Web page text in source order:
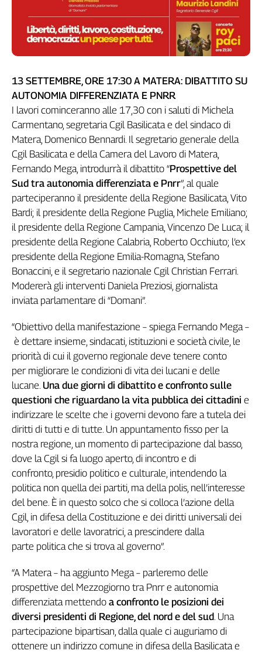
Sassolino
Economica
It
Easy
Inserti
Idea
Diffusa
InFlai
Le
trasmissioni
tv
Work
in
Progress
L'Italia
nel
Lavoro
Territori
Abruzzo-
Molise
Alto
Adige
Basilicata
Calabria
Campania
Emilia-
Romagna
Friuli
Venezia
Giulia
Lazio
Liguria
Lombardia
Piemonte
Puglia
Sardegna
Sicilia
Toscana
Trentino
13 SETTEMBRE, ORE 17:30 A MATERA: DIBATTITO SU
AUTONOMIA DIFFERENZIATA E PNRR
I lavori cominceranno alle 17,30 con i saluti di Michela
Carmentano, segretaria Cgil Basilicata e del sindaco di
Matera, Domenico Bennardi. Il segretario generale della
Cgil Basilicata e della Camera del Lavoro di Matera,
Fernando Mega, introdurrà il dibattito “Prospettive del
Sud tra autonomia differenziata e Pnrr”, al quale
parteciperanno il presidente della Regione Basilicata, Vito
Bardi; il presidente della Regione Puglia, Michele Emiliano;
il presidente della Regione Campania, Vincenzo De Luca; il
presidente della Regione Calabria, Roberto Occhiuto; l’ex
presidente della Regione Emilia-Romagna, Stefano
Bonaccini, e il segretario nazionale Cgil Christian Ferrari.
Modererà gli interventi Daniela Preziosi, giornalista
inviata parlamentare di “Domani”.
“Obiettivo della manifestazione – spiega Fernando Mega –
è dettare insieme, sindacati, istituzioni e società civile, le
priorità di cui il governo regionale deve tenere conto
per migliorare le condizioni di vita dei lucani e delle
lucane. Una due giorni di dibattito e confronto sulle
questioni che riguardano la vita pubblica dei cittadini e
indirizzare le scelte che i governi devono fare a tutela dei
diritti di tutti e di tutte. Un appuntamento fisso per la
nostra regione, un momento di partecipazione dal basso,
dove la Cgil si fa luogo aperto, di incontro e di
confronto, presidio politico e culturale, intendendo la
politica non quella dei partiti, ma della polis, nell’interesse
del bene. È in questo solco che si colloca l’azione della
Cgil, in difesa della Costituzione e dei diritti universali dei
lavoratori e delle lavoratrici, a prescindere dalla
parte politica che si trova al governo”.
“A Matera – ha aggiunto Mega – parleremo delle
prospettive del Mezzogiorno tra Pnrr e autonomia
differenziata mettendo a confronto le posizioni dei
diversi presidenti di Regione, del nord e del sud. Una
partecipazione bipartisan, dalla quale ci auguriamo di
ottenere un indirizzo comune in difesa della Basilicata e